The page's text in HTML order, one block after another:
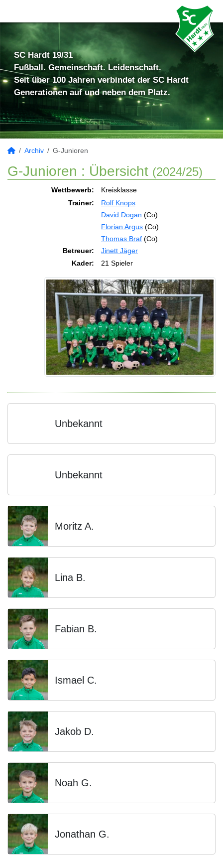
SC Hardt 19/31
Fußball. Gemeinschaft. Leidenschaft.
Seit über 100 Jahren verbindet der SC Hardt
Generationen auf und neben dem Platz.
Archiv G-Junioren
G-Junioren : Übersicht (2024/25)
Wettbewerb:
Kreisklasse
Trainer:
Rolf Knops
David Dogan (Co)
Florian Argus (Co)
Thomas Braf (Co)
Betreuer:
Jinett Jäger
Kader:
21 Spieler
Unbekannt
Unbekannt
Moritz A.
Lina B.
Fabian B.
Ismael C.
Jakob D.
Noah G.
Jonathan G.